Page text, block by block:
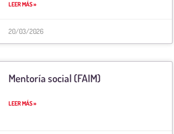
LEER MÁS »
20/03/2026
Mentoría social (FAIM)
LEER MÁS »